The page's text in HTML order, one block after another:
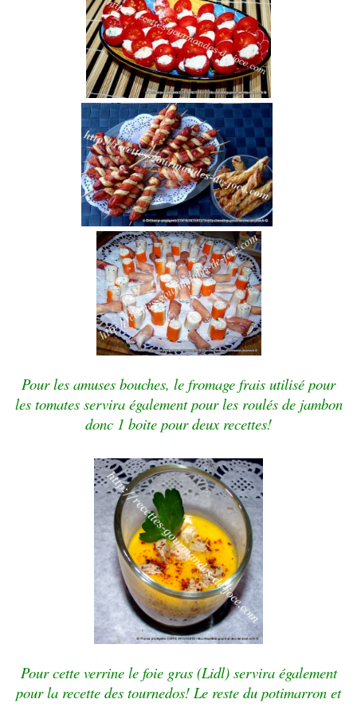
Pour les amuses bouches, le fromage frais utilisé pour
les tomates servira également pour les roulés de jambon
donc 1 boite pour deux recettes!
Pour cette verrine le foie gras (Lidl) servira également
pour la recette des tournedos! Le reste du potimarron et